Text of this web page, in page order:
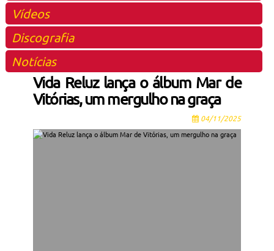
Vídeos
Discografia
Notícias
Vida Reluz lança o álbum Mar de
Vitórias, um mergulho na graça
04/11/2025